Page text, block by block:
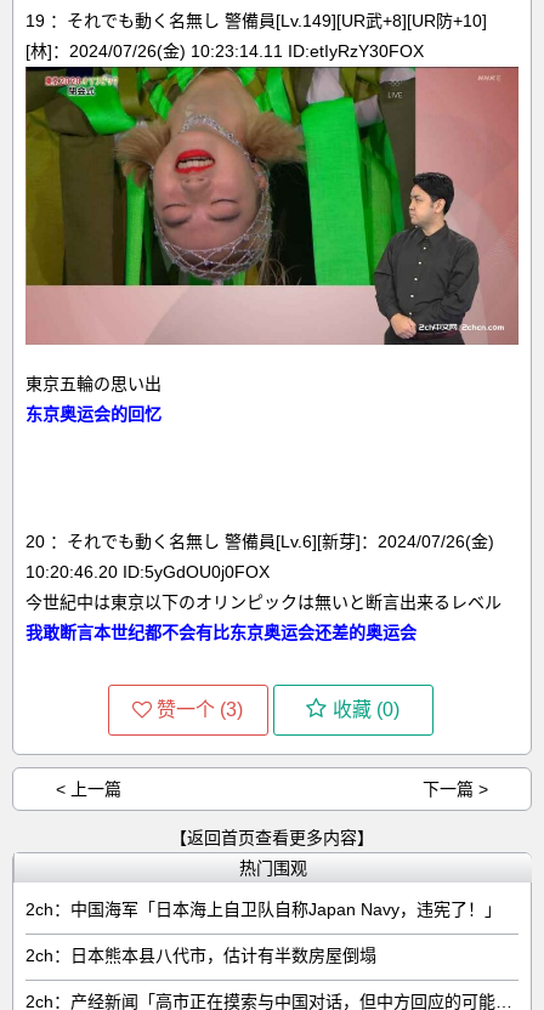
19 ：それでも動く名無し 警備員[Lv.149][UR武+8][UR防+10]
[林]：2024/07/26(金) 10:23:14.11 ID:etIyRzY30FOX
東京五輪の思い出
东京奥运会的回忆
20 ：それでも動く名無し 警備員[Lv.6][新芽]：2024/07/26(金)
10:20:46.20 ID:5yGdOU0j0FOX
今世紀中は東京以下のオリンピックは無いと断言出来るレベル
我敢断言本世纪都不会有比东京奥运会还差的奥运会
赞一个 (3) 收藏 (0)
< 上一篇 下一篇 >
【返回首页查看更多内容】
热门围观
2ch：中国海军「日本海上自卫队自称Japan Navy，违宪了！」
2ch：日本熊本县八代市，估计有半数房屋倒塌